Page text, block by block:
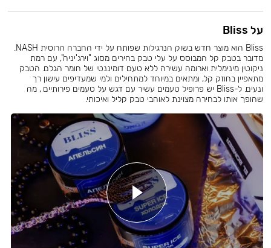
על Bliss
Bliss הוא מוצר חדש בשוק הנרגילות שפותח על ידי החברה הרוסית NASH.
מדובר בטבק קל המבוסס על עלי טבק בהירים מסוג "וירג'יניה", עם רמת
ניקוטין מינימלית וארומה עשירה ללא טעם דומיננטי של חומר הגלם. הטבק
מתאפיין בחוזק קל, ומתאים במיוחד למתחילים ולמי שמעדיפים עישון רך
ונעים. ל-Bliss יש פרופיל טעמים עשיר עם דגש על טעמים פירותיים , מה
שהופך אותו לבחירה מצוינת לאוהבי טבק קליל ואיכותי.